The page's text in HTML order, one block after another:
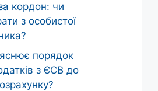
кордон: чи
з особистої
порядок
з ЄСВ до